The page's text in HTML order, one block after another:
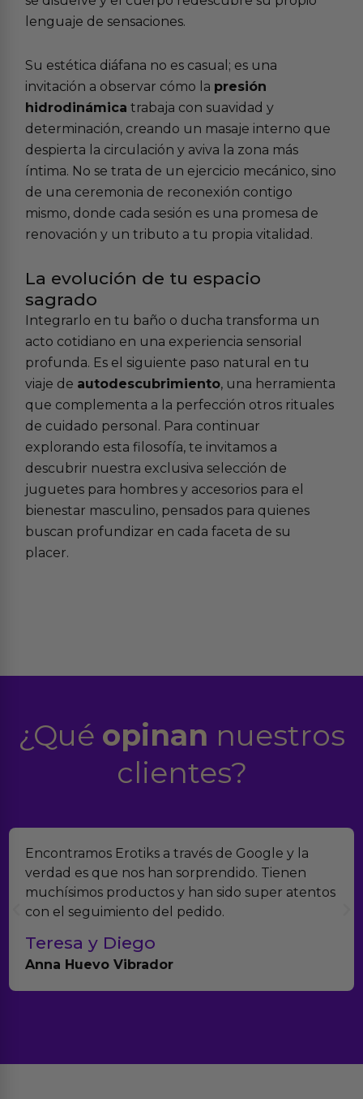
lenguaje de sensaciones.
Su estética diáfana no es casual; es una
invitación a observar cómo la presión
hidrodinámica trabaja con suavidad y
determinación, creando un masaje interno que
despierta la circulación y aviva la zona más
íntima. No se trata de un ejercicio mecánico, sino
de una ceremonia de reconexión contigo
mismo, donde cada sesión es una promesa de
renovación y un tributo a tu propia vitalidad.
La evolución de tu espacio
sagrado
Integrarlo en tu baño o ducha transforma un
acto cotidiano en una experiencia sensorial
profunda. Es el siguiente paso natural en tu
viaje de autodescubrimiento, una herramienta
que complementa a la perfección otros rituales
de cuidado personal. Para continuar
explorando esta filosofía, te invitamos a
descubrir nuestra exclusiva selección de
juguetes para hombres y accesorios para el
bienestar masculino, pensados para quienes
buscan profundizar en cada faceta de su
placer.
¿Qué opinan nuestros
clientes?
Encontramos Erotiks a través de Google y la
verdad es que nos han sorprendido. Tienen
muchísimos productos y han sido super atentos
con el seguimiento del pedido.
Teresa y Diego
Anna Huevo Vibrador